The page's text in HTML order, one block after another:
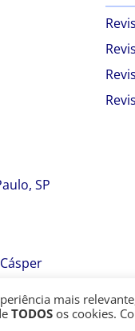
SP
mais
TODOS os cookies.